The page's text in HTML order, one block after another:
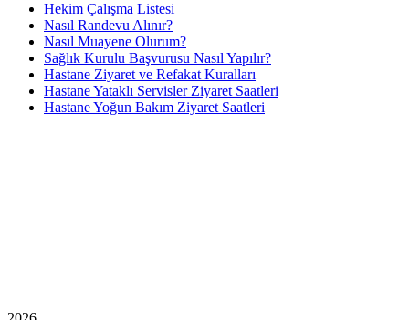
Hekim Çalışma Listesi
Nasıl Randevu Alınır?
Nasıl Muayene Olurum?
Sağlık Kurulu Başvurusu Nasıl Yapılır?
Hastane Ziyaret ve Refakat Kuralları
Hastane Yataklı Servisler Ziyaret Saatleri
Hastane Yoğun Bakım Ziyaret Saatleri